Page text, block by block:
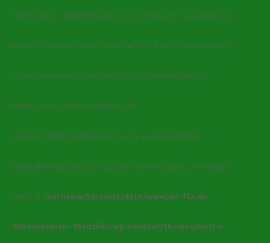
-80aaxuneh.xn--80adxhks/wp-includes/template-loader.php(113):
include('/var/www/fastus...') #6 /var/www/fastuser/data/www/xn--
l1a.xn--80aaxuneh.xn--80adxhks/wp-blog-header.php(19):
require_once('/var/www/fastus...') #7
/var/www/fastuser/data/www/xn--l1a.xn--80aaxuneh.xn-
-80adxhks/index.php(17): require('/var/www/fastus...') #8 {main}
thrown in /var/www/fastuser/data/www/xn--l1a.xn-
-80aaxuneh.xn--80adxhks/wp-content/themes/metro-